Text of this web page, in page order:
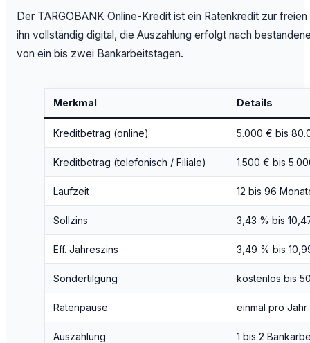
Der TARGOBANK Online-Kredit ist ein Ratenkredit zur
ihn vollständig digital, die Auszahlung erfolgt nach
von ein bis zwei Bankarbeitstagen.
Merkmal Details
Kreditbetrag (online) 5.000 € bis
Kreditbetrag (telefonisch / Filiale) 1.500 € bis
Laufzeit 12 bis 96
Sollzins 3,43 % bis
Eff. Jahreszins 3,49 % bis
Sondertilgung kostenlos bis
Ratenpause einmal pro Jahr
Auszahlung 1 bis 2